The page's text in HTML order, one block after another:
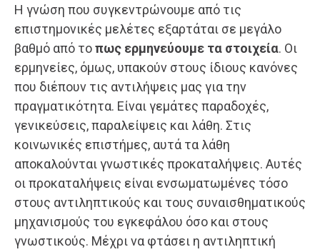
Η γνώση που συγκεντρώνουμε από τις
επιστημονικές μελέτες εξαρτάται σε μεγάλο
βαθμό από τοπως ερμηνεύουμε τα στοιχεία. Οι
ερμηνείες, όμως, υπακούν στους ίδιους κανόνες
που διέπουν τις αντιλήψεις μας για την
πραγματικότητα. Είναι γεμάτες παραδοχές,
γενικεύσεις, παραλείψεις και λάθη. Στις
κοινωνικές επιστήμες, αυτά τα λάθη
αποκαλούνται γνωστικές προκαταλήψεις. Αυτές
οι προκαταλήψεις είναι ενσωματωμένες τόσο
στους αντιληπτικούς και τους συναισθηματικούς
μηχανισμούς του εγκεφάλου όσο και στους
γνωστικούς. Μέχρι να φτάσει η αντιληπτική